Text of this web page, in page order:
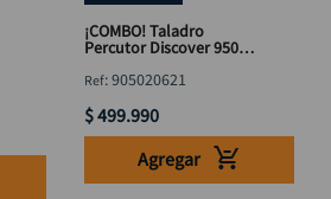
¡COMBO! Taladro
Percutor Discover 950W
Brocas HSS
:905020621
$499.990
Agregar